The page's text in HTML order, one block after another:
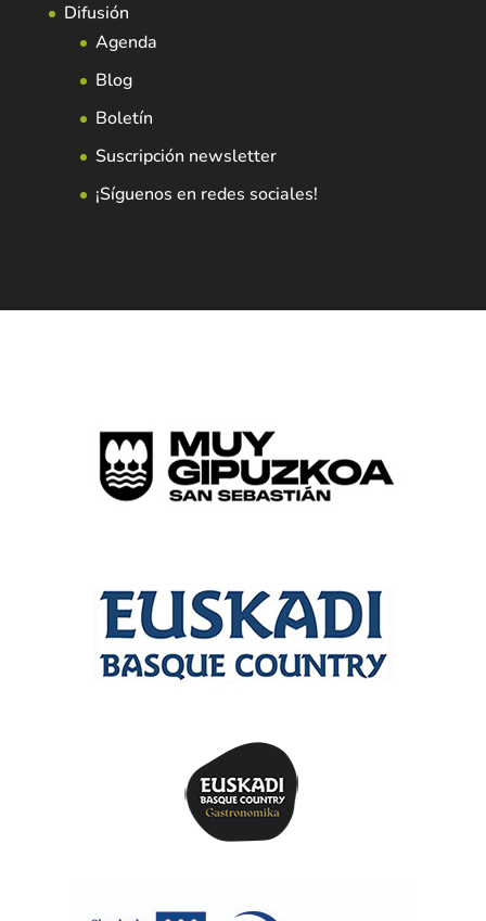
Difusión
Agenda
Blog
Boletín
Suscripción newsletter
¡Síguenos en redes sociales!